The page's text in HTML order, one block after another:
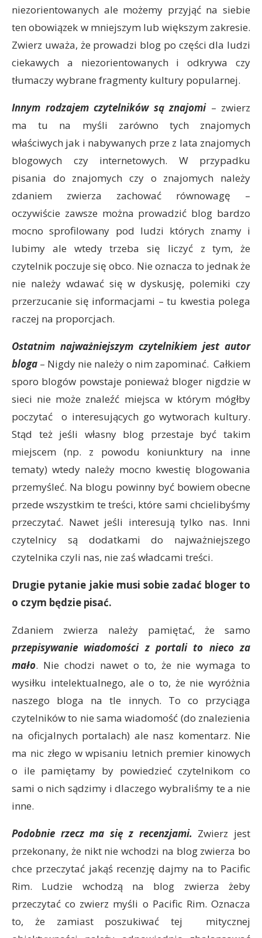
niezorientowanych ale możemy przyjąć na siebie
ten obowiązek w mniejszym lub większym zakresie.
Zwierz uważa, że prowadzi blog po części dla ludzi
ciekawych a niezorientowanych i odkrywa czy
tłumaczy wybrane fragmenty kultury popularnej.
Innym rodzajem czytelników są znajomi– zwierz
ma tu na myśli zarówno tych znajomych
właściwych jak i nabywanych prze z lata znajomych
blogowych czy internetowych. W przypadku
pisania do znajomych czy o znajomych należy
zdaniem zwierza zachować równowagę –
oczywiście zawsze można prowadzić blog bardzo
mocno sprofilowany pod ludzi których znamy i
lubimy ale wtedy trzeba się liczyć z tym, że
czytelnik poczuje się obco. Nie oznacza to jednak że
nie należy wdawać się w dyskusję, polemiki czy
przerzucanie się informacjami – tu kwestia polega
raczej na proporcjach.
Ostatnim najważniejszym czytelnikiem jest autor
bloga – Nigdy nie należy o nim zapominać. Całkiem
sporo blogów powstaje ponieważ bloger nigdzie w
sieci nie może znaleźć miejsca w którym mógłby
poczytać o interesujących go wytworach kultury.
Stąd też jeśli własny blog przestaje być takim
miejscem (np. z powodu koniunktury na inne
tematy) wtedy należy mocno kwestię blogowania
przemyśleć. Na blogu powinny być bowiem obecne
przede wszystkim te treści, które sami chcielibyśmy
przeczytać. Nawet jeśli interesują tylko nas. Inni
czytelnicy są dodatkami do najważniejszego
czytelnika czyli nas, nie zaś władcami treści.
Drugie pytanie jakie musi sobie zadać bloger to
o czym będzie pisać.
Zdaniem zwierza należy pamiętać, że samo
przepisywanie wiadomości z portali to nieco za
mało. Nie chodzi nawet o to, że nie wymaga to
wysiłku intelektualnego, ale o to, że nie wyróżnia
naszego bloga na tle innych. To co przyciąga
czytelników to nie sama wiadomość (do znalezienia
na oficjalnych portalach) ale nasz komentarz. Nie
ma nic złego w wpisaniu letnich premier kinowych
o ile pamiętamy by powiedzieć czytelnikom co
sami o nich sądzimy i dlaczego wybraliśmy te a nie
inne.
Podobnie rzecz ma się z recenzjami. Zwierz jest
przekonany, że nikt nie wchodzi na blog zwierza bo
chce przeczytać jakąś recenzję dajmy na to Pacific
Rim. Ludzie wchodzą na blog zwierza żeby
przeczytać co zwierz myśli o Pacific Rim. Oznacza
to, że zamiast poszukiwać tej mitycznej